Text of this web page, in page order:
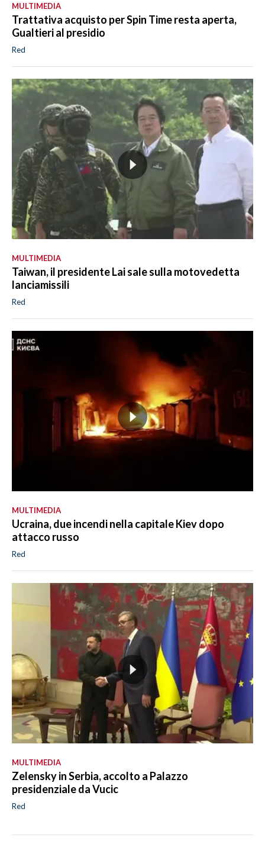
MULTIMEDIA
Trattativa acquisto per Spin Time resta aperta,
Gualtieri al presidio
Red
MULTIMEDIA
Taiwan, il presidente Lai sale sulla motovedetta
lanciamissili
Red
MULTIMEDIA
Ucraina, due incendi nella capitale Kiev dopo
attacco russo
Red
MULTIMEDIA
Zelensky in Serbia, accolto a Palazzo
presidenziale da Vucic
Red